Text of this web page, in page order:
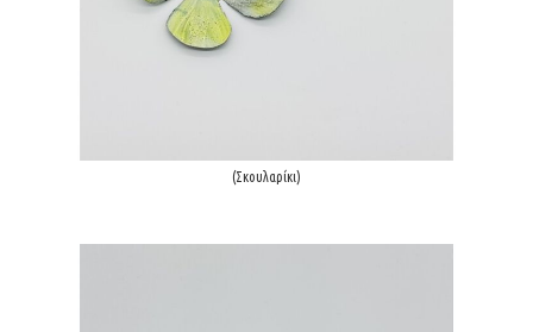
(Σκουλαρίκι)